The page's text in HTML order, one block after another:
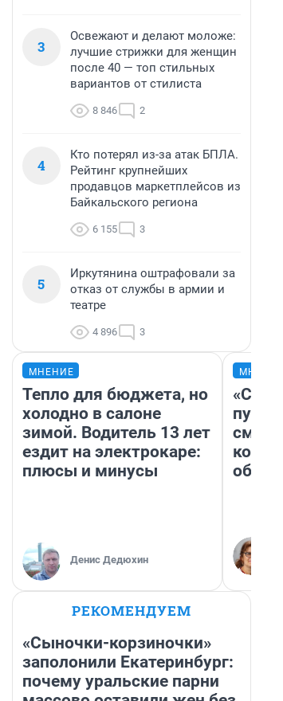
3
Освежают и делают моложе:
лучшие стрижки для женщин
после 40 — топ стильных
вариантов от стилиста
8 846 2
4
Кто потерял из-за атак БПЛА.
Рейтинг крупнейших
продавцов маркетплейсов из
Байкальского региона
6 155 3
5
Иркутянина оштрафовали за
отказ от службы в армии и
театре
4 896 3
МНЕНИЕ
Тепло для бюджета, но
холодно в салоне
зимой. Водитель 13 лет
ездит на электрокаре:
плюсы и минусы
Денис Дедюхин
РЕКОМЕНДУЕМ
«Сыночки-корзиночки»
заполонили Екатеринбург:
почему уральские парни